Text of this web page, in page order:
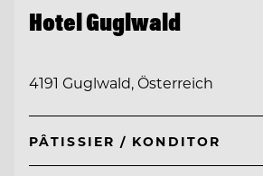
Hotel Guglwald
4191 Guglwald, Österreich
PÂTISSIER / KONDITOR